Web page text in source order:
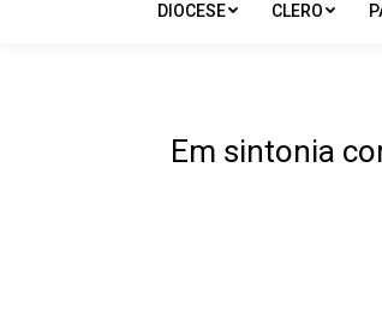
DIOCESE CLERO
Em sintonia